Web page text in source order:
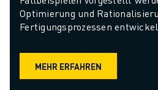
Optimierung und
Fertigungsprozessen
MEHR ERFAHREN